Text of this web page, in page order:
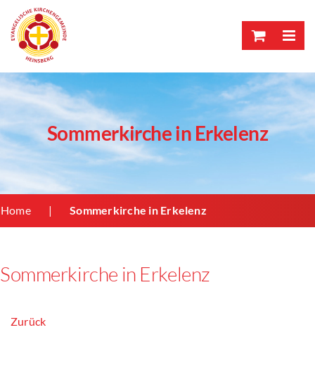
content
Sommerkirche in Erkelenz
Home Sommerkirche in Erkelenz
Sommerkirche in Erkelenz
Zurück